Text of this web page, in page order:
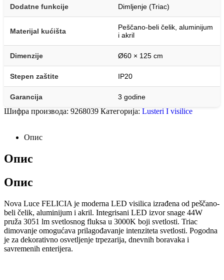
Dodatne funkcije Dimljenje (Triac)
Materijal kućišta
Peščano-beli čelik, aluminijum
i akril
Dimenzije Ø60 × 125 cm
Stepen zaštite IP20
Garancija 3 godine
Шифра производа: 9268039 Категорија: Lusteri I visilice
Опис
Опис
Опис
Nova Luce FELICIA je moderna LED visilica izrađena od peščano-
beli čelik, aluminijum i akril. Integrisani LED izvor snage 44W
pruža 3051 lm svetlosnog fluksa u 3000K boji svetlosti. Triac
dimovanje omogućava prilagođavanje intenziteta svetlosti. Pogodna
je za dekorativno osvetljenje trpezarija, dnevnih boravaka i
savremenih enterijera.